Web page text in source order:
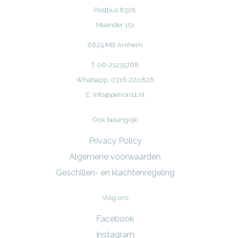
Postbus 8528
Meander 151
6825 MB Arnhem
T: 06-21235768
Whatsapp: 0316-220826
E: info@perron11.nl
Ook belangrijk
Privacy Policy
Algemene voorwaarden
Geschillen- en klachtenregeling
Volg ons
Facebook
Instagram